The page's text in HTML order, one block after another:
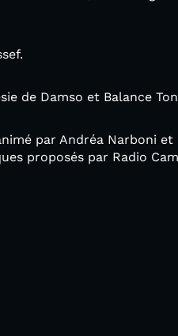
de Damso et Balance
par Andréa Narboni
proposés par Radio